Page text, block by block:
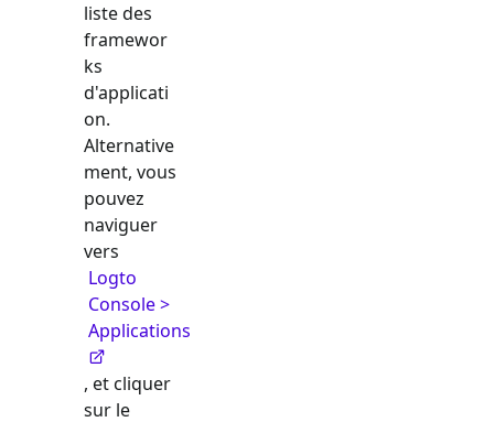
liste des
framewor
ks
d'applicati
on.
Alternative
ment, vous
pouvez
naviguer
vers
Logto
Console >
Applications
, et cliquer
sur le